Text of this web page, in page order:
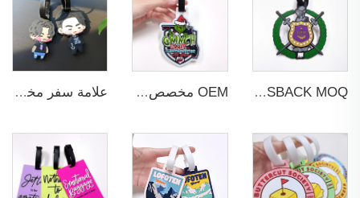
PINSBACK MOQ منخفض علامات الأمتعة للحقيبة السفرية حقيبة الظهر ثلاثية الأبعاد احترافية بألوان مخصصة OEM مخصص 3D من المطاط الناعم PVC مقاس عادي لعلامات الأمتعة للحقيبة الظهرية أو الحقيبة الثلاثية الأبعاد بألوان مخصصة علامة سفر مخصصة من المصنع مصنوعة من PVC ناعم وgommi 3D بكمية MOQ منخفضة لزينة الحقيبة والهدايا الترويجية